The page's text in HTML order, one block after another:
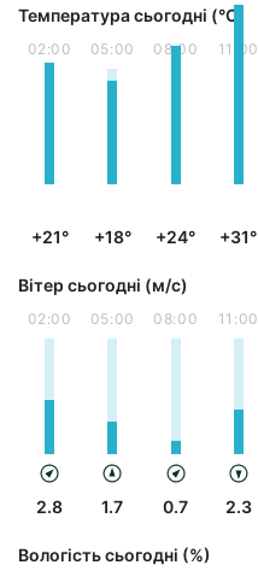
Температура сьогодні (°С)
02:00
+21°
05:00
+18°
08:00
+24°
11:00
+31°
Вітер сьогодні (м/с)
02:00
2.8
05:00
1.7
08:00
0.7
11:00
2.3
Вологість сьогодні (%)